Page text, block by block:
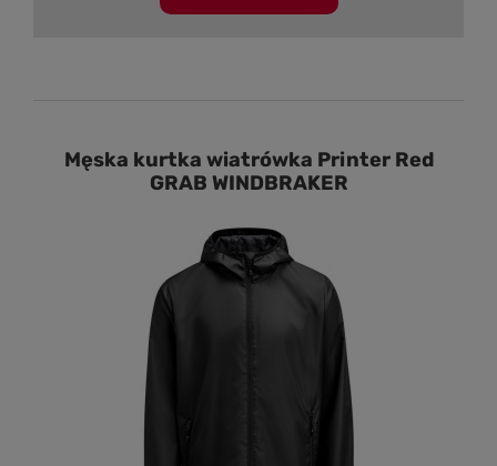
Męska kurtka wiatrówka Printer Red
GRAB WINDBRAKER